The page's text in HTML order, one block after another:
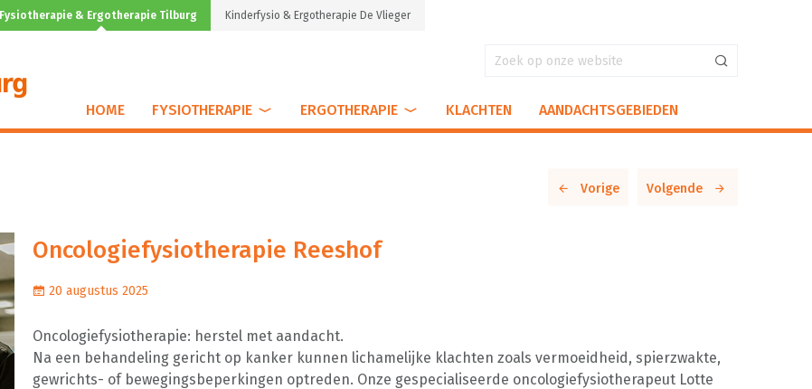
Fysiotherapie & Ergotherapie Tilburg Kinderfysio & Ergotherapie De Vlieger
HOME FYSIOTHERAPIE ERGOTHERAPIE KLACHTEN AANDACHTSGEBIEDEN
Vorige Volgende
Oncologiefysiotherapie Reeshof
20 augustus 2025
Oncologiefysiotherapie: herstel met aandacht.
Na een behandeling gericht op kanker kunnen lichamelijke klachten zoals vermoeidheid, spierzwakte,
gewrichts- of bewegingsbeperkingen optreden. Onze gespecialiseerde oncologiefysiotherapeut Lotte